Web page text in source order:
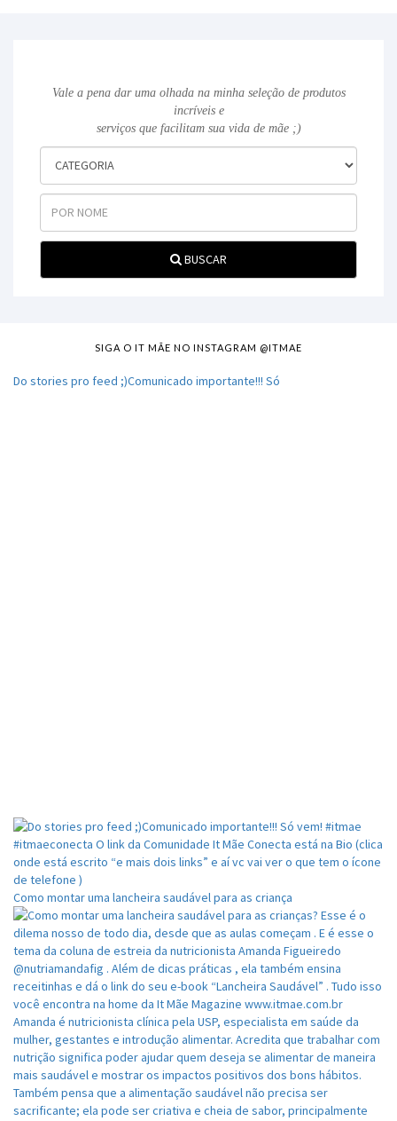
Vale a pena dar uma olhada na minha seleção de produtos
incríveis e
serviços que facilitam sua vida de mãe ;)
BUSCAR
SIGA O IT MÃE NO INSTAGRAM @ITMAE
Do stories pro feed ;)Comunicado importante!!! Só
Como montar uma lancheira saudável para as criança